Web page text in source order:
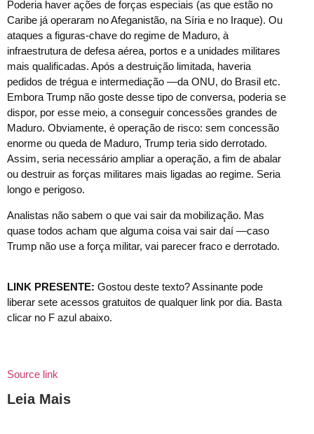
Poderia haver ações de forças especiais (as que estão no
Caribe já operaram no Afeganistão, na Síria e no Iraque). Ou
ataques a figuras-chave do regime de Maduro, à
infraestrutura de defesa aérea, portos e a unidades militares
mais qualificadas. Após a destruição limitada, haveria
pedidos de trégua e intermediação —da ONU, do Brasil etc.
Embora Trump não goste desse tipo de conversa, poderia se
dispor, por esse meio, a conseguir concessões grandes de
Maduro. Obviamente, é operação de risco: sem concessão
enorme ou queda de Maduro, Trump teria sido derrotado.
Assim, seria necessário ampliar a operação, a fim de abalar
ou destruir as forças militares mais ligadas ao regime. Seria
longo e perigoso.
Analistas não sabem o que vai sair da mobilização. Mas
quase todos acham que alguma coisa vai sair daí —caso
Trump não use a força militar, vai parecer fraco e derrotado.
LINK PRESENTE: Gostou deste texto? Assinante pode
liberar sete acessos gratuitos de qualquer link por dia. Basta
clicar no F azul abaixo.
Source link
Leia Mais